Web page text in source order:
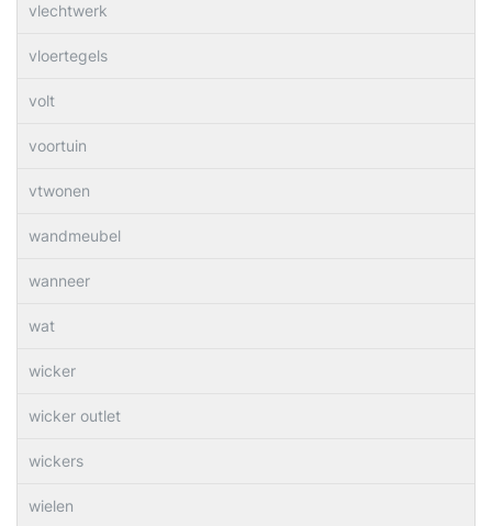
vlechtwerk
vloertegels
volt
voortuin
vtwonen
wandmeubel
wanneer
wat
wicker
wicker outlet
wickers
wielen